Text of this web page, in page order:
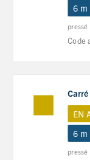
6 m
pressé
Code
Carré
EN
6 m
pressé